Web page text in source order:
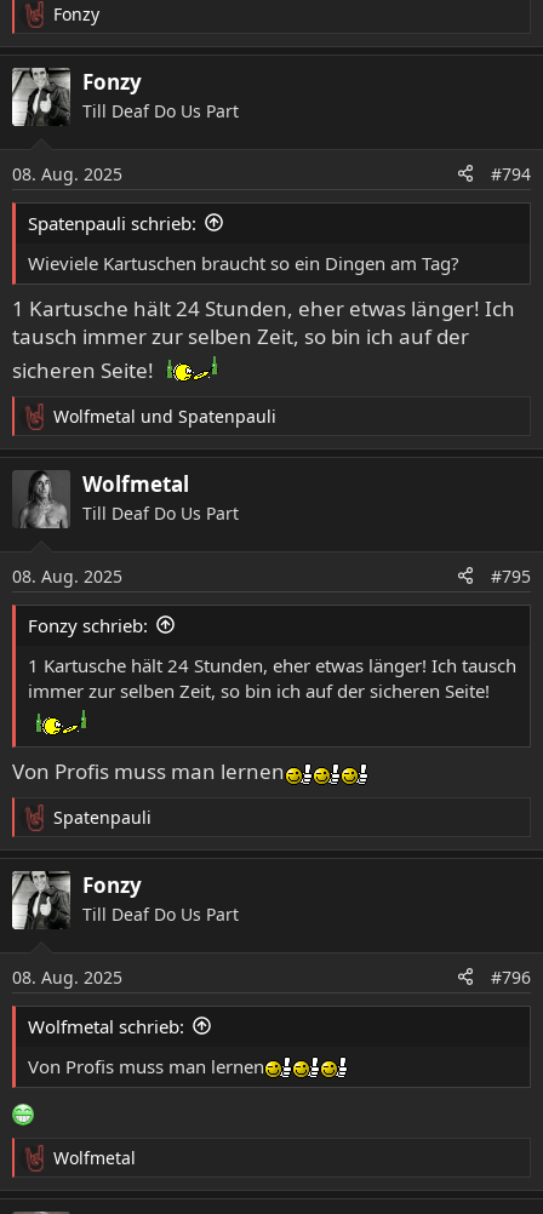
R
e
a
k
t
n
e
n
Fonzy
Fonzy
Till Deaf Do Us Part
08. Aug. 2025 #794
Spatenpauli schrieb:
Wieviele Kartuschen braucht so ein Dingen am Tag?
1 Kartusche hält 24 Stunden, eher etwas länger! Ich
tausch immer zur selben Zeit, so bin ich auf der
sicheren Seite!
R
e
a
t
n
e
n
Wolfmetal und Spatenpauli
Wolfmetal
Till Deaf Do Us Part
08. Aug. 2025 #795
Fonzy schrieb:
1 Kartusche hält 24 Stunden, eher etwas länger! Ich tausch
immer zur selben Zeit, so bin ich auf der sicheren Seite!
Von Profis muss man lernen
R
e
a
k
t
n
e
n
Spatenpauli
Fonzy
Till Deaf Do Us Part
08. Aug. 2025 #796
Wolfmetal schrieb:
Von Profis muss man lernen
R
e
Wolfmetal